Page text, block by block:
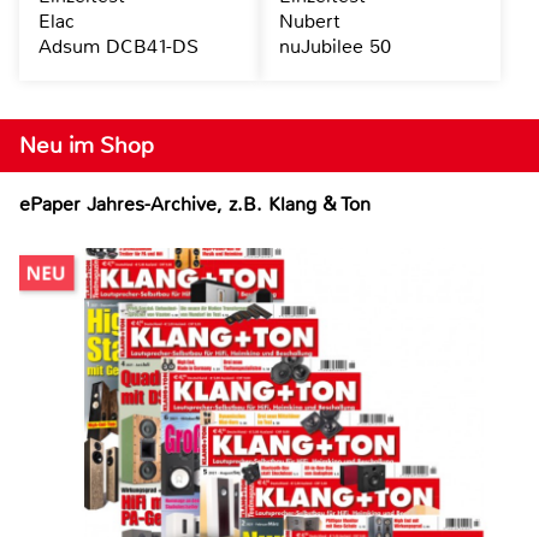
Neu im Shop
ePaper Jahres-Archive, z.B. Klang & Ton
Elac
Adsum DCB41-DS
Nubert
nuJubilee 50